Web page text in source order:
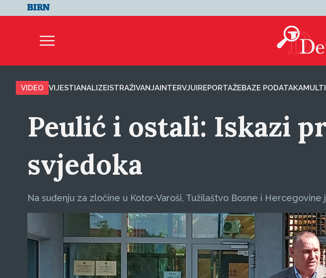
VIDEO VIJESTIANALIZEISTRAŽIVANJAINTERVJUIREPORTAŽEBAZE PODATAKA
Peulić i ostali: Iskazi
svjedoka
Na suđenju za zločine u Kotor-Varoši, Tužilaštvo Bosne i